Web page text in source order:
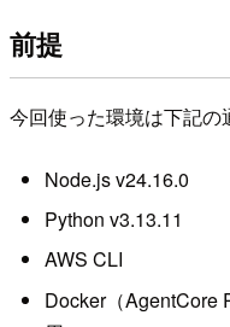
前提
今回使った環境は下記の
Node.js v24.16.0
Python v3.13.11
AWS CLI
Docker（AgentCore